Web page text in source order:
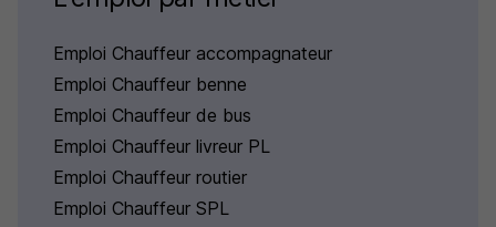
Emploi Chauffeur accompagnateur
Emploi Chauffeur benne
Emploi Chauffeur de bus
Emploi Chauffeur livreur PL
Emploi Chauffeur routier
Emploi Chauffeur SPL